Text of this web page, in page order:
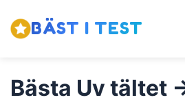
BÄST I TEST
Bästa Uv tältet